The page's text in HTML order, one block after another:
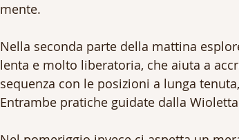
mente.
Nella seconda parte della mattina
lenta e molto liberatoria, che aiuta a
sequenza con le posizioni a lunga
Entrambe pratiche guidate dalla